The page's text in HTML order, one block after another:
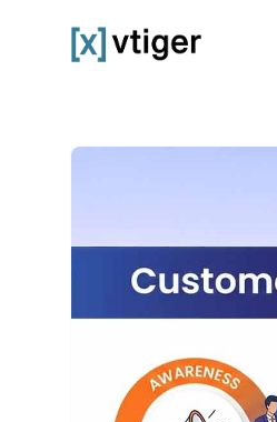
vtiger CRM